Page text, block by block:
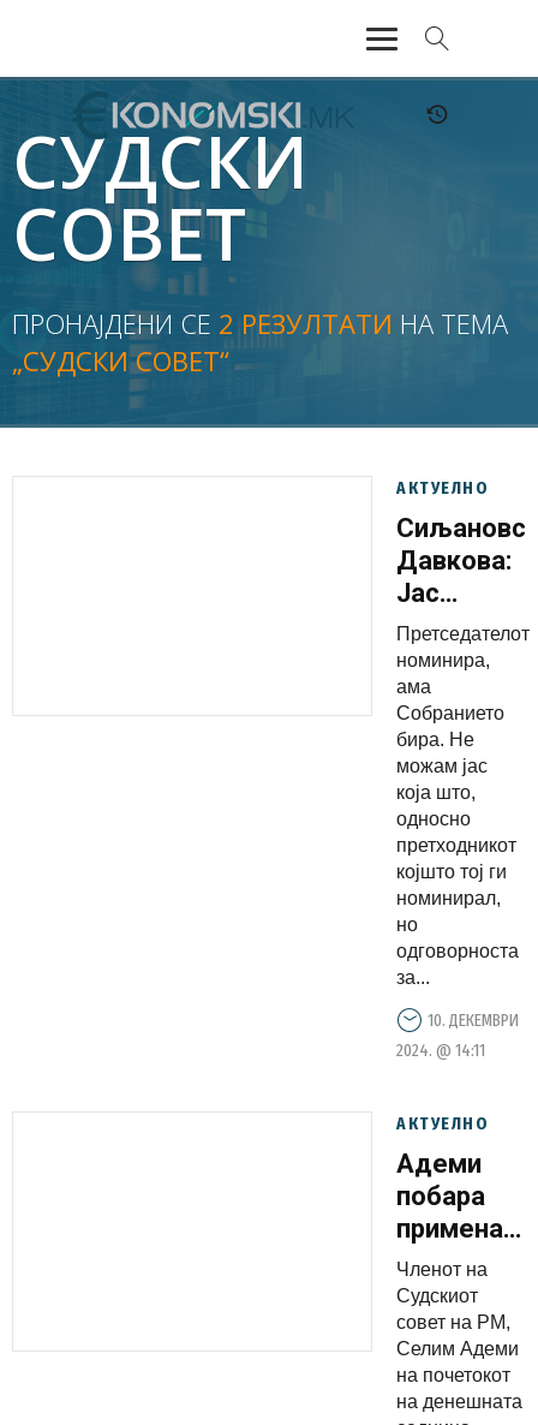
АКТУЕЛНО
ЕКОНОМИЈА
ФИНАНСИИ
БАНКАРСТВО
ЖИВОТ
МОЗАИК
СУДСКИ
СОВЕТ
ПРОНАЈДЕНИ СЕ 2 РЕЗУЛТАТИ НА ТЕМА
„СУДСКИ СОВЕТ“
АКТУЕЛНО
Давкова:
Јас
немам
по
Уставот
да ги
сменам
членовите
на
Судскиот
совет
од
Претседателот
номинира,
ама
Собранието
бира. Не
можам јас
која што,
односно
претходникот
којшто тој ги
номинирал,
но
одговорноста
за...
10. ДЕКЕМВРИ
2024. @ 14:11
АКТУЕЛНО
Адеми
побара
примена
на
јазик и
во Судски
Членот на
Судскиот
совет на РМ,
Селим Адеми
на почетокот
на денешната